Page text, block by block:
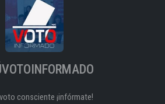
consciente ¡infórmate!